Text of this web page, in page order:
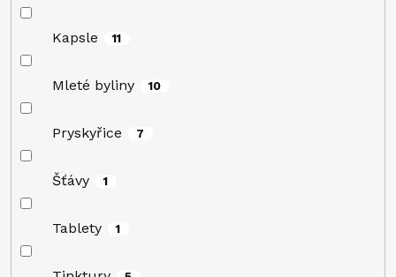
Kapsle 11
Mleté byliny 10
Pryskyřice 7
Šťávy 1
Tablety 1